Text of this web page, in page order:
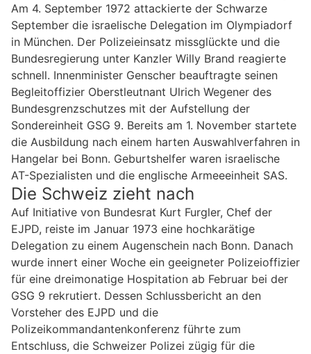
Am 4. September 1972 attackierte der Schwarze
September die israelische Delegation im Olympiadorf
in München. Der Polizeieinsatz missglückte und die
Bundesregierung unter Kanzler Willy Brand reagierte
schnell. Innenminister Genscher beauftragte seinen
Begleitoffizier Oberstleutnant Ulrich Wegener des
Bundesgrenzschutzes mit der Aufstellung der
Sondereinheit GSG 9. Bereits am 1. November startete
die Ausbildung nach einem harten Auswahlverfahren in
Hangelar bei Bonn. Geburtshelfer waren israelische
AT-Spezialisten und die englische Armeeeinheit SAS.
Die Schweiz zieht nach
Auf Initiative von Bundesrat Kurt Furgler, Chef der
EJPD, reiste im Januar 1973 eine hochkarätige
Delegation zu einem Augenschein nach Bonn. Danach
wurde innert einer Woche ein geeigneter Polizeioffizier
für eine dreimonatige Hospitation ab Februar bei der
GSG 9 rekrutiert. Dessen Schlussbericht an den
Vorsteher des EJPD und die
Polizeikommandantenkonferenz führte zum
Entschluss, die Schweizer Polizei zügig für die